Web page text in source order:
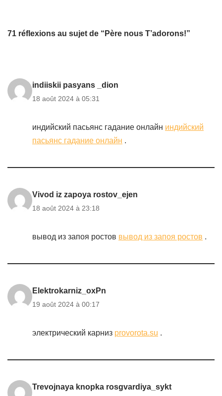
71 réflexions au sujet de “Père nous T’adorons!”
indiiskii pasyans _dion
18 août 2024 à 05:31
индийский пасьянс гадание онлайн индийский
пасьянс гадание онлайн .
Vivod iz zapoya rostov_ejen
18 août 2024 à 23:18
вывод из запоя ростов вывод из запоя ростов .
Elektrokarniz_oxPn
19 août 2024 à 00:17
электрический карниз provorota.su .
Trevojnaya knopka rosgvardiya_sykt